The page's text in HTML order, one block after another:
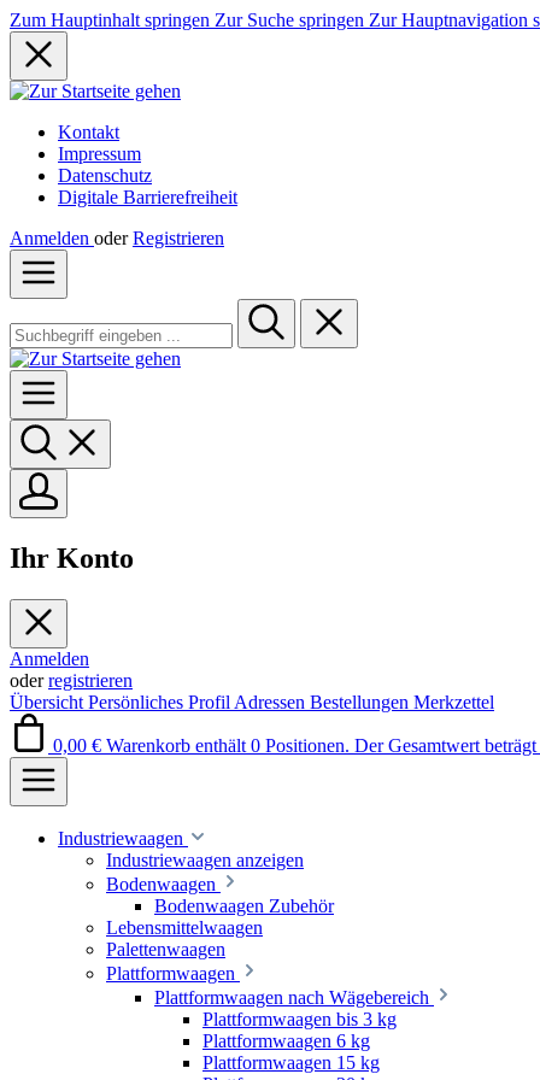
Zum Hauptinhalt springen Zur Suche springen Zur Hauptnavigation
Kontakt
Impressum
Datenschutz
Digitale Barrierefreiheit
Anmelden oder Registrieren
Ihr Konto
Anmelden
oderregistrieren
Übersicht Persönliches Profil Adressen Bestellungen Merkzettel
0,00 € Warenkorb enthält 0 Positionen. Der Gesamtwert
Industriewaagen
Industriewaagen anzeigen
Bodenwaagen
Bodenwaagen Zubehör
Lebensmittelwaagen
Palettenwaagen
Plattformwaagen
Plattformwaagen nach Wägebereich
Plattformwaagen bis 3 kg
Plattformwaagen 6 kg
Plattformwaagen 15 kg